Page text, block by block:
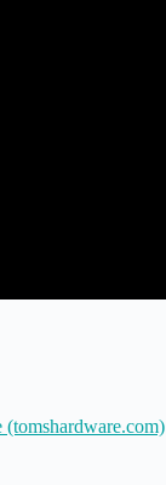
(tomshardware.com)